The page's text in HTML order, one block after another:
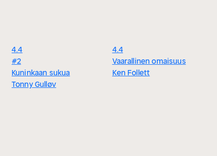
4.4
#2
Kuninkaan sukua
Tonny Gulløv
4.4
Vaarallinen omaisuus
Ken Follett